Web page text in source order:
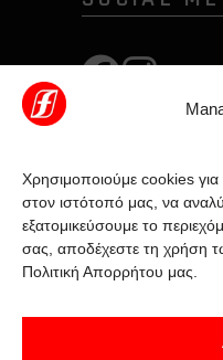
Χρησιμοποιούμε cookies για
στον ιστότοπό μας, να
εξατομικεύσουμε το
σας, αποδέχεστε τη χρήση
Πολιτική Απορρήτου μας.